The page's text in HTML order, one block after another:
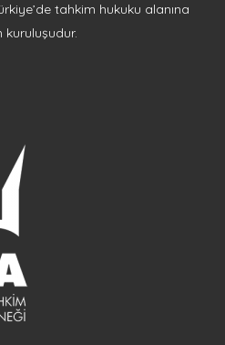
tahkim hukuku alanına
kuruluşudur.